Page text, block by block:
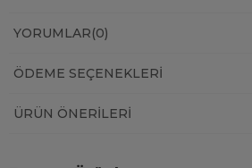
YORUMLAR(0)
ÖDEME SEÇENEKLERI
ÜRÜN ÖNERILERI